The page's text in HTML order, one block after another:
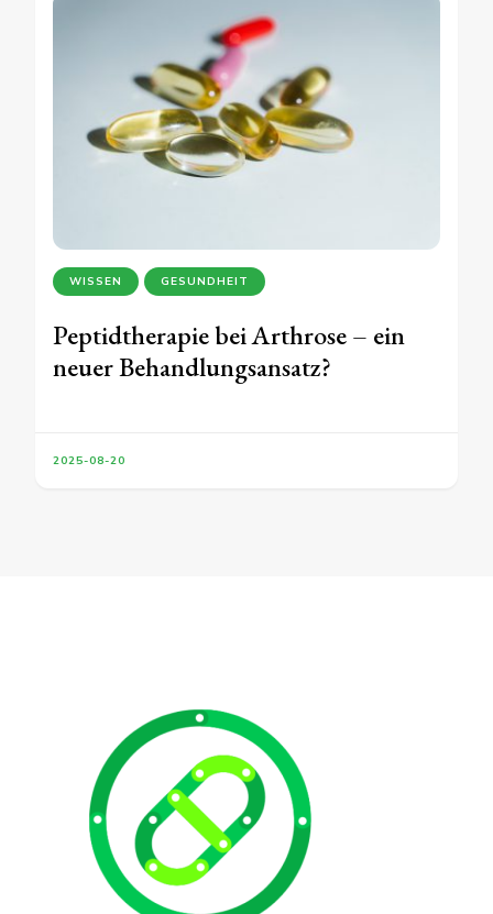
WISSEN GESUNDHEIT
Peptidtherapie bei Arthrose – ein
neuer Behandlungsansatz?
2025-08-20